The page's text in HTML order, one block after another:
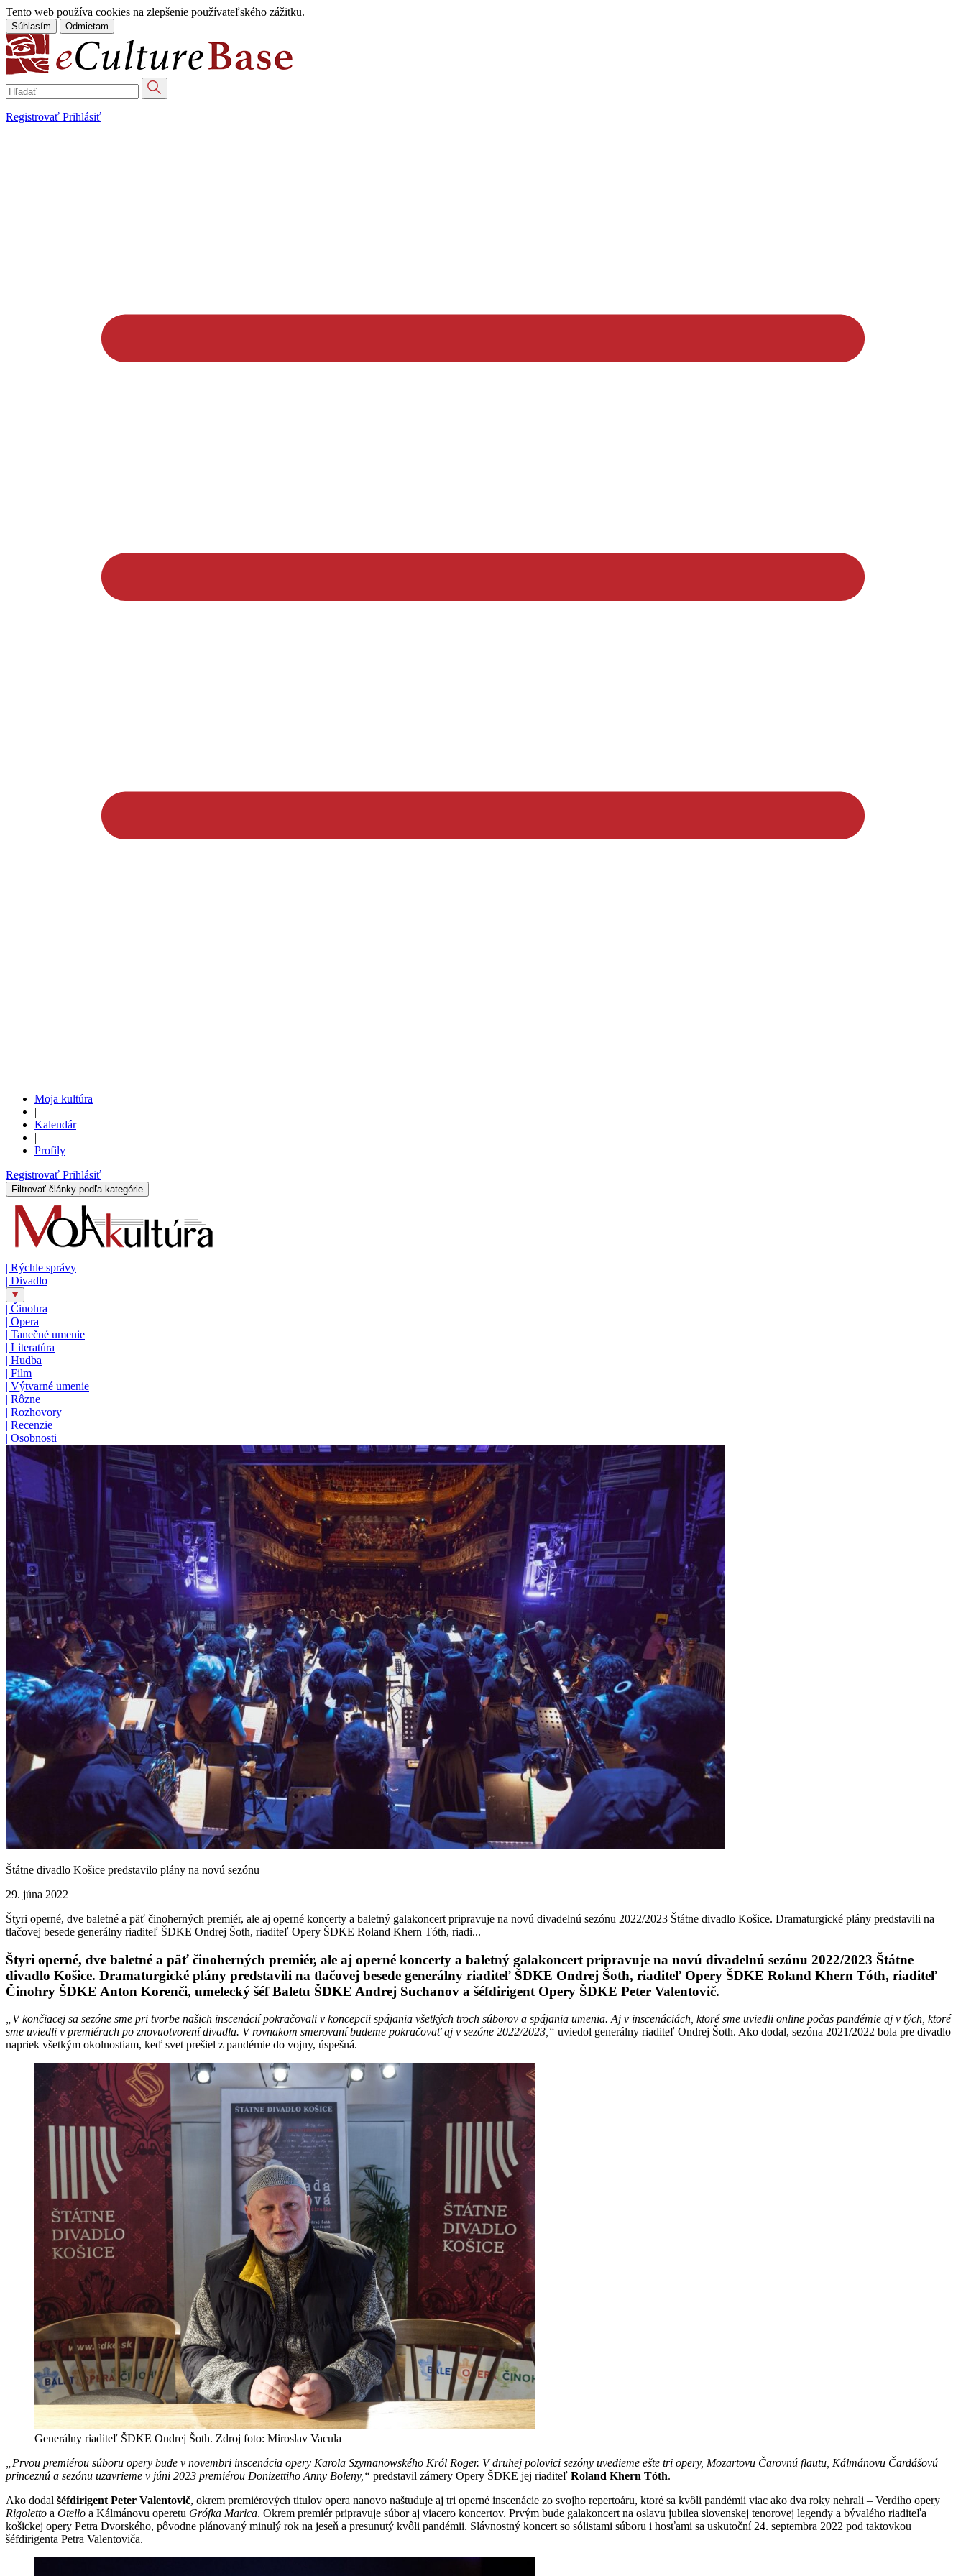
Tento web používa cookies na zlepšenie používateľského zážitku.
Súhlasím Odmietam
Registrovať Prihlásiť
Moja kultúra
|
Kalendár
|
Profily
Registrovať Prihlásiť
Filtrovať články podľa kategórie
| Rýchle správy
| Divadlo
| Činohra
| Opera
| Tanečné umenie
| Literatúra
| Hudba
| Film
| Výtvarné umenie
| Rôzne
| Rozhovory
| Recenzie
| Osobnosti
Štátne divadlo Košice predstavilo plány na novú sezónu
29. júna 2022
Štyri operné, dve baletné a päť činoherných premiér, ale aj operné koncerty a baletný galakoncert pripravuje na novú divadelnú sezónu 2022/2023 Štátne divadlo Košice. Dramaturgické plány predstavili na
tlačovej besede generálny riaditeľ ŠDKE Ondrej Šoth, riaditeľ Opery ŠDKE Roland Khern Tóth, riadi...
Štyri operné, dve baletné a päť činoherných premiér, ale aj operné koncerty a baletný galakoncert pripravuje na novú divadelnú sezónu 2022/2023 Štátne
divadlo Košice. Dramaturgické plány predstavili na tlačovej besede generálny riaditeľ ŠDKE Ondrej Šoth, riaditeľ Opery ŠDKE Roland Khern Tóth, riaditeľ
Činohry ŠDKE Anton Korenči, umelecký šéf Baletu ŠDKE Andrej Suchanov a šéfdirigent Opery ŠDKE Peter Valentovič.
„V končiacej sa sezóne sme pri tvorbe našich inscenácií pokračovali v koncepcii spájania všetkých troch súborov a spájania umenia. Aj v inscenáciách, ktoré sme uviedli online počas pandémie aj v tých, ktoré
sme uviedli v premiérach po znovuotvorení divadla. V rovnakom smerovaní budeme pokračovať aj v sezóne 2022/2023,“ uviedol generálny riaditeľ Ondrej Šoth. Ako dodal, sezóna 2021/2022 bola pre divadlo
napriek všetkým okolnostiam, keď svet prešiel z pandémie do vojny, úspešná.
Generálny riaditeľ ŠDKE Ondrej Šoth. Zdroj foto: Miroslav Vacula
„Prvou premiérou súboru opery bude v novembri inscenácia opery Karola Szymanowského Król Roger. V druhej polovici sezóny uvedieme ešte tri opery, Mozartovu Čarovnú flautu, Kálmánovu Čardášovú
princeznú a sezónu uzavrieme v júni 2023 premiérou Donizettiho Anny Boleny,“ predstavil zámery Opery ŠDKE jej riaditeľ Roland Khern Tóth.
Ako dodal šéfdirigent Peter Valentovič, okrem premiérových titulov opera nanovo naštuduje aj tri operné inscenácie zo svojho repertoáru, ktoré sa kvôli pandémii viac ako dva roky nehrali – Verdiho opery
Rigoletto a Otello a Kálmánovu operetu Grófka Marica. Okrem premiér pripravuje súbor aj viacero koncertov. Prvým bude galakoncert na oslavu jubilea slovenskej tenorovej legendy a bývalého riaditeľa
košickej opery Petra Dvorského, pôvodne plánovaný minulý rok na jeseň a presunutý kvôli pandémii. Slávnostný koncert so sólistami súboru i hosťami sa uskutoční 24. septembra 2022 pod taktovkou
šéfdirigenta Petra Valentoviča.